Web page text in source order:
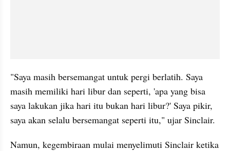
"Saya masih bersemangat untuk pergi berlatih. Saya
masih memiliki hari libur dan seperti, 'apa yang bisa
saya lakukan jika hari itu bukan hari libur?' Saya pikir,
saya akan selalu bersemangat seperti itu," ujar Sinclair.
Namun, kegembiraan mulai menyelimuti Sinclair ketika